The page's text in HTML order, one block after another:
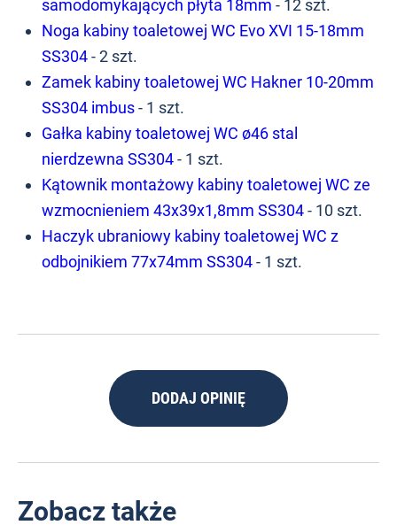
samodomykających płyta 18mm - 12 szt.
Noga kabiny toaletowej WC Evo XVI 15-18mm
SS304- 2 szt.
Zamek kabiny toaletowej WC Hakner 10-20mm
SS304 imbus- 1 szt.
Gałka kabiny toaletowej WC ø46 stal
nierdzewna SS304- 1 szt.
Kątownik montażowy kabiny toaletowej WC ze
wzmocnieniem 43x39x1,8mm SS304- 10 szt.
Haczyk ubraniowy kabiny toaletowej WC z
odbojnikiem 77x74mm SS304- 1 szt.
DODAJ OPINIĘ
Zobacz także